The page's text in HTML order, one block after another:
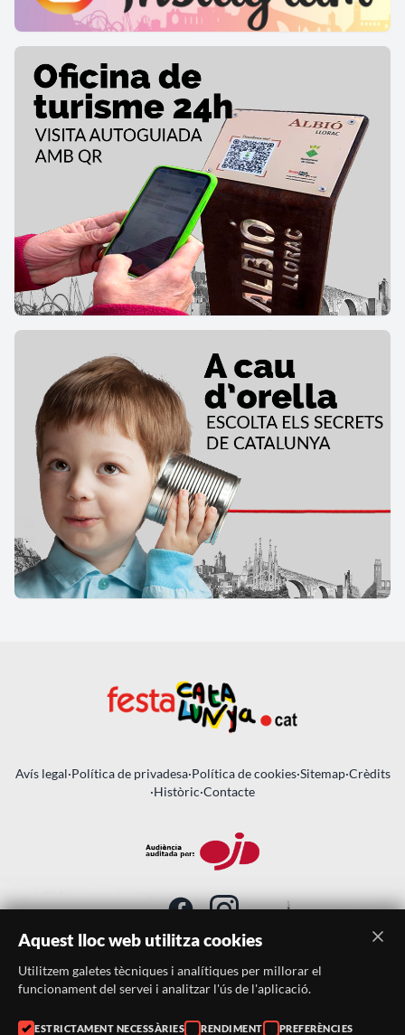
Avís legal·Política de privadesa·Política de cookies·Sitemap·Crèdits
·Històric·Contacte
SUBSCRIU-TE AL BUTLLETÍ
Telèfon: 938046359
Aquest lloc web utilitza cookies
Utilitzem galetes tècniques i analítiques per millorar el
funcionament del servei i analitzar l'ús de l'aplicació.
ESTRICTAMENT NECESSÀRIES RENDIMENT PREFERÈNCIES